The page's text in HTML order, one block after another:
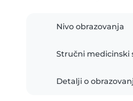
Nivo obrazovanja
Stručni medicinski
Detalji o